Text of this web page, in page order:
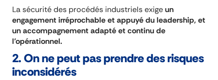
La sécurité des procédés industriels exigeun
engagement irréprochable et appuyé du leadership, et
un accompagnement adapté et continu de
l’opérationnel.
2. On ne peut pas prendre des risques
inconsidérés